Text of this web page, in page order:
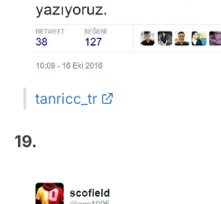
tanricc_tr
19.